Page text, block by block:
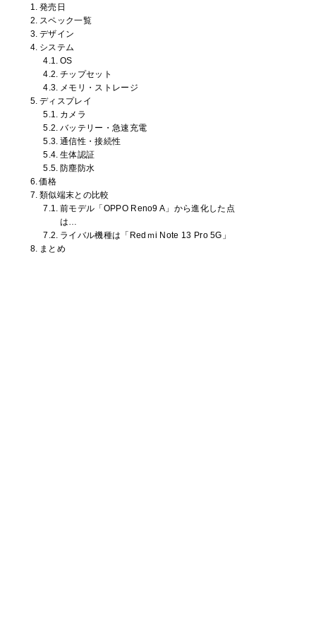
発売日
スペック一覧
デザイン
システム
OS
チップセット
メモリ・ストレージ
ディスプレイ
カメラ
バッテリー・急速充電
通信性・接続性
生体認証
防塵防水
価格
類似端末との比較
前モデル「OPPO Reno9 A」から進化した点
は…
ライバル機種は「Redｍi Note 13 Pro 5G」
まとめ